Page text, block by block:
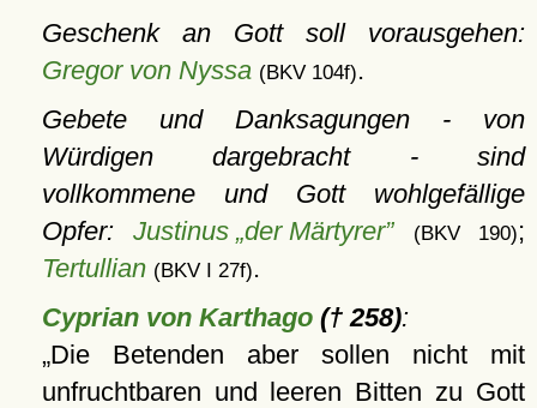
Geschenk an Gott soll vorausgehen:
Gregor von Nyssa (BKV 104f).
Gebete und Danksagungen - von
Würdigen dargebracht - sind
vollkommene und Gott wohlgefällige
Opfer:Justinus „der Märtyrer” (BKV 190);
Tertullian (BKV I 27f).
Cyprian von Karthago(† 258):
Die Betenden aber sollen nicht mit
unfruchtbaren und leeren Bitten zu Gott